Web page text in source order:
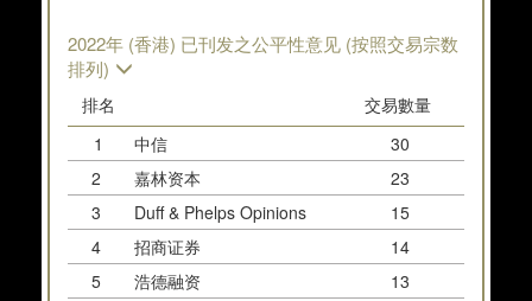
2022年 (香港) 已刊发之公平性意见 (按照交易宗数
排列)
排名 交易數量
1
中信 30
2
嘉林资本 23
3
Duff & Phelps Opinions 15
4
招商证券
14
5
浩德融资 13